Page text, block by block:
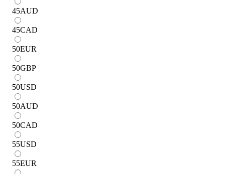
45AUD
45CAD
50EUR
50GBP
50USD
50AUD
50CAD
55USD
55EUR